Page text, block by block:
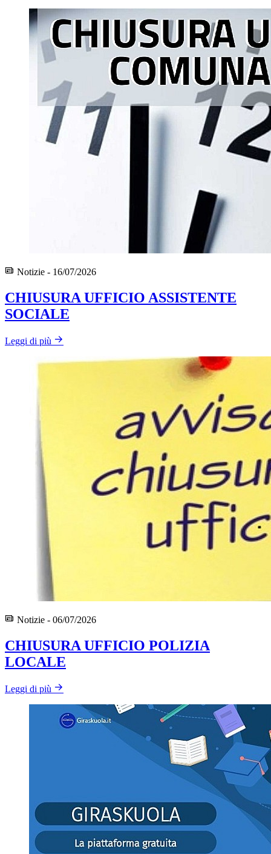
Notizie - 16/07/2026
CHIUSURA UFFICIO ASSISTENTE
SOCIALE
Leggi di più
Notizie - 06/07/2026
CHIUSURA UFFICIO POLIZIA
LOCALE
Leggi di più